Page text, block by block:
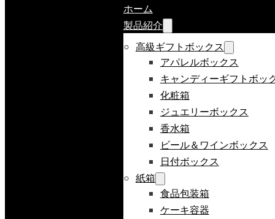
ホーム
製品紹介
高級ギフトボックス
アパレルボックス
キャンディーギフトボッ
化粧箱
ジュエリーボックス
香水箱
ビール＆ワインボックス
日付ボックス
紙箱
食品包装箱
ケーキ容器